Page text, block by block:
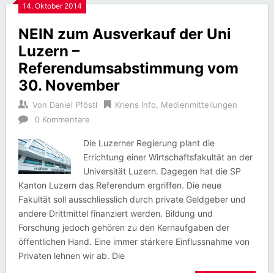
14. Oktober 2014
NEIN zum Ausverkauf der Uni
Luzern –
Referendumsabstimmung vom
30. November
Von Daniel Pföstl Kriens Info
Medienmitteilungen
0 Kommentare
Die Luzerner Regierung plant die
Errichtung einer Wirtschaftsfakultät an der
Universität Luzern. Dagegen hat die SP
Kanton Luzern das Referendum ergriffen. Die neue
Fakultät soll ausschliesslich durch private Geldgeber und
andere Drittmittel finanziert werden. Bildung und
Forschung jedoch gehören zu den Kernaufgaben der
öffentlichen Hand. Eine immer stärkere Einflussnahme von
Privaten lehnen wir ab. Die